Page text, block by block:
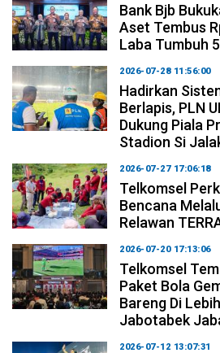
Bank Bjb
Aset Tembus
Laba Tumbuh
2026-07-28 11:56:00
Hadirkan
Berlapis, PLN
Dukung Piala
Stadion Si
2026-07-27 17:06:18
Telkomsel
Bencana
Relawan
2026-07-20 17:13:06
Telkomsel
Paket Bola
Bareng Di
Jabotabek
2026-07-12 13:07:31